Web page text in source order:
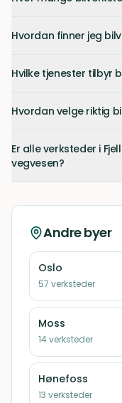
Hvordan finner jeg
Hvilke tjenester tilbyr
Hvordan velge riktig
Er alle verksteder i
vegvesen?
Andre byer
Oslo
57 verksteder
Moss
14verksteder
Hønefoss
13 verksteder